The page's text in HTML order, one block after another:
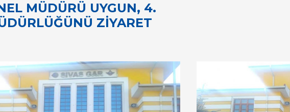
MÜDÜRÜ UYGUN, 4.
ZİYARET